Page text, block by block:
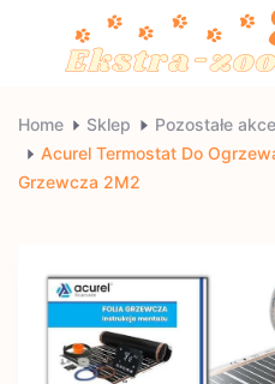
Ekstra-
zoo
Home Sklep
Pozostałe
Acurel Termostat Do
Grzewcza 2M2